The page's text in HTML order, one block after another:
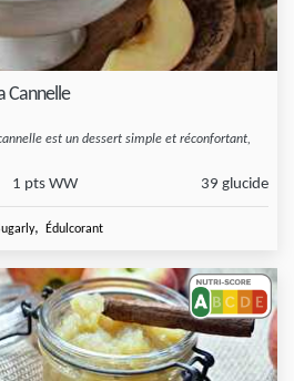
Cannelle
est un dessert simple et réconfortant,
1 pts WW 39 glucide
, Édulcorant